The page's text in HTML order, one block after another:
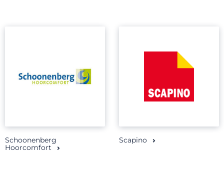
Schoonenberg
Hoorcomfort
Scapino